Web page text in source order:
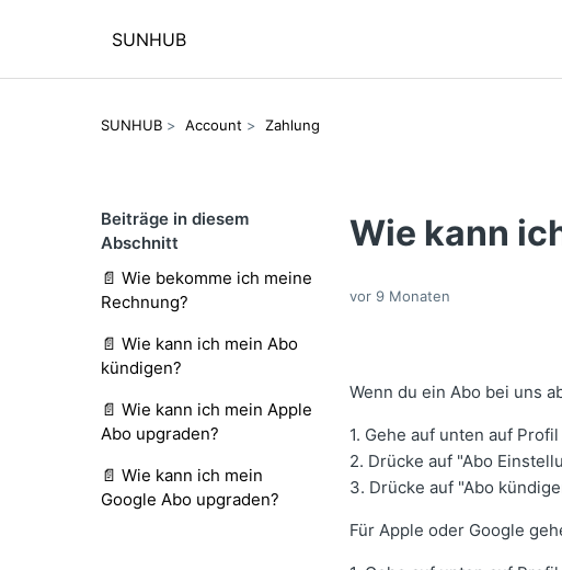
SUNHUB
SUNHUB Account Zahlung
Beiträge in diesem
Abschnitt
📄 Wie bekomme ich meine
Rechnung?
📄 Wie kann ich mein Abo
kündigen?
📄 Wie kann ich mein Apple
Abo upgraden?
📄 Wie kann ich mein
Google Abo upgraden?
Wie kann
vor 9 Monaten
Wenn du ein Abo bei uns
1. Gehe auf unten auf Profil
2. Drücke auf "Abo
3. Drücke auf "Abo
Für Apple oder Google